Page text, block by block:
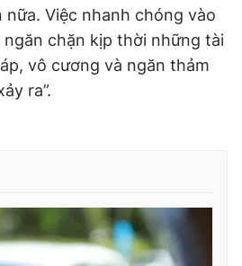
nữa. Việc nhanh chóng vào
ngăn chặn kịp thời những tài
vô cương và ngăn thảm
ra”.